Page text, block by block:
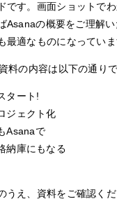
です。画面ショットで
Asanaの概要をご理解
最適なものになっていま
料の内容は以下の通りで
タート!
ジェクト化
Asanaで
納庫にもなる
うえ、資料をご確認くだ